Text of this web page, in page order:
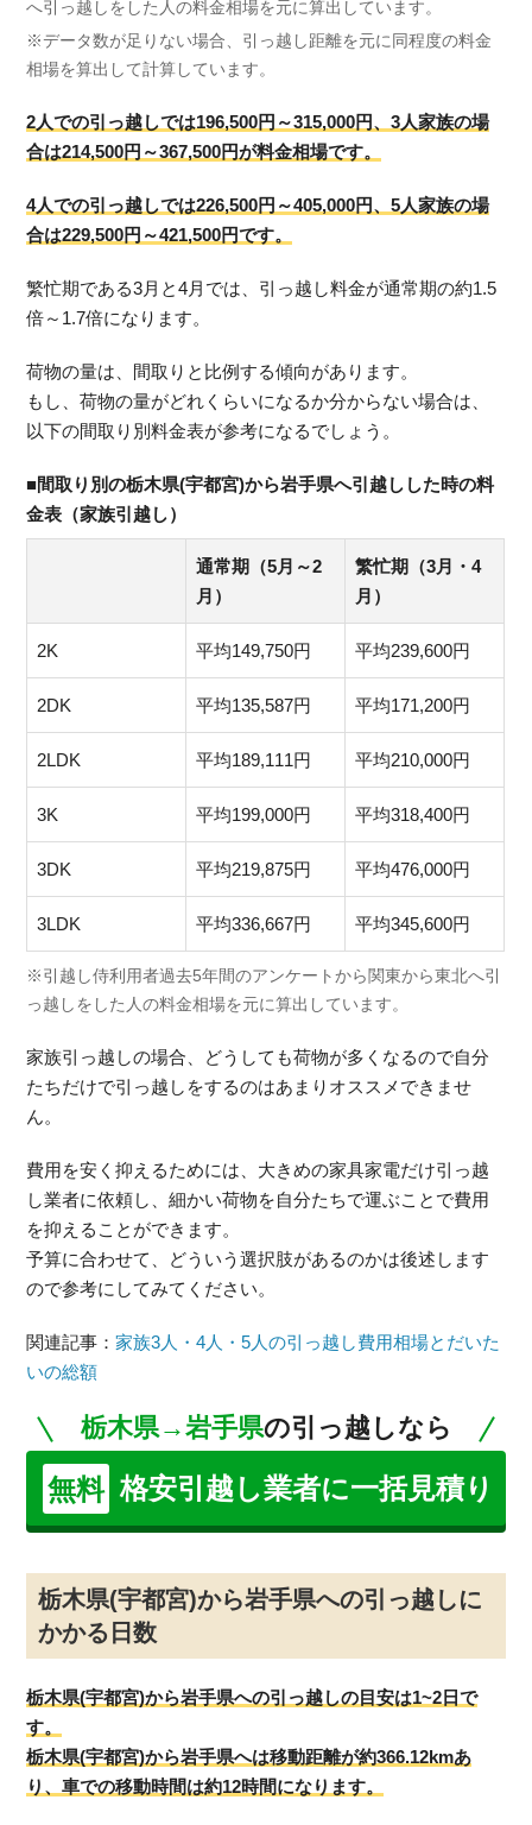
へ引っ越しをした人の料金相場を元に算出しています。
※データ数が足りない場合、引っ越し距離を元に同程度の料金
相場を算出して計算しています。
2人での引っ越しでは196,500円～315,000円、3人家族の場
合は214,500円～367,500円が料金相場です。
4人での引っ越しでは226,500円～405,000円、5人家族の場
合は229,500円～421,500円です。
繁忙期である3月と4月では、引っ越し料金が通常期の約1.5
倍～1.7倍になります。
荷物の量は、間取りと比例する傾向があります。
もし、荷物の量がどれくらいになるか分からない場合は、
以下の間取り別料金表が参考になるでしょう。
■間取り別の栃木県(宇都宮)から岩手県へ引越しした時の料
金表（家族引越し）
通常期（5月～2
月）
繁忙期（3月・4
月）
2K 平均149,750円 平均239,600円
2DK 平均135,587円 平均171,200円
2LDK 平均189,111円 平均210,000円
3K 平均199,000円 平均318,400円
3DK 平均219,875円 平均476,000円
3LDK 平均336,667円 平均345,600円
※引越し侍利用者過去5年間のアンケートから関東から東北へ引
っ越しをした人の料金相場を元に算出しています。
家族引っ越しの場合、どうしても荷物が多くなるので自分
たちだけで引っ越しをするのはあまりオススメできませ
ん。
費用を安く抑えるためには、大きめの家具家電だけ引っ越
し業者に依頼し、細かい荷物を自分たちで運ぶことで費用
を抑えることができます。
予算に合わせて、どういう選択肢があるのかは後述します
ので参考にしてみてください。
関連記事：家族3人・4人・5人の引っ越し費用相場とだいた
いの総額
栃木県→岩手県の引っ越しなら
無料 格安引越し業者に一括見積り
栃木県(宇都宮)から岩手県への引っ越しに
かかる日数
栃木県(宇都宮)から岩手県への引っ越しの目安は1~2日で
す。
栃木県(宇都宮)から岩手県へは移動距離が約366.12kmあ
り、車での移動時間は約12時間になります。